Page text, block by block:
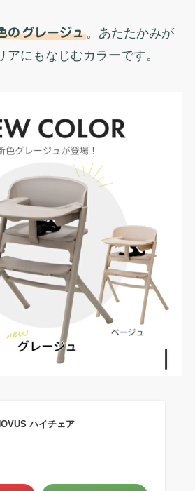
のグレージュ。あたたかみが
アにもなじむカラーです。
ハイチェア